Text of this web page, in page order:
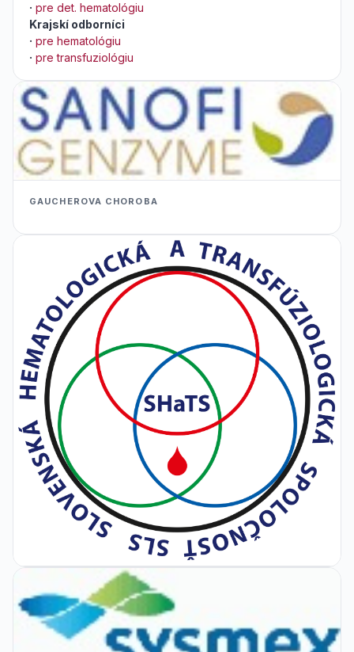
· pre det. hematológiu
Krajskí odborníci
· pre hematológiu
· pre transfuziológiu
GAUCHEROVA CHOROBA